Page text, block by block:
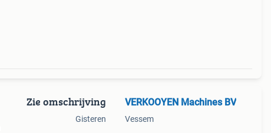
Zie omschrijving
Gisteren
VERKOOYEN Machines BV
Vessem